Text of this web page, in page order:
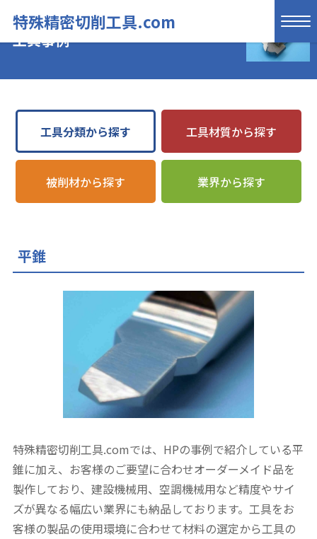
特殊精密切削工具.com
工具事例
工具分類から探す 工具材質から探す
被削材から探す 業界から探す
平錐
特殊精密切削工具.comでは、HPの事例で紹介している平
錐に加え、お客様のご要望に合わせオーダーメイド品を
製作しており、建設機械用、空調機械用など精度やサイ
ズが異なる幅広い業界にも納品しております。工具をお
客様の製品の使用環境に合わせて材料の選定から工具の